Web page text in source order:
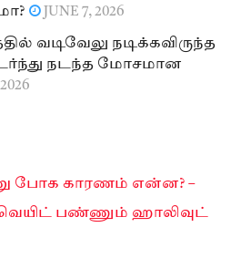
JUNE 7, 2026
வடிவேலு நடிக்கவிருந்த
நடந்த மோசமான
போக காரணம் என்ன? –
பண்ணும் ஹாலிவுட்